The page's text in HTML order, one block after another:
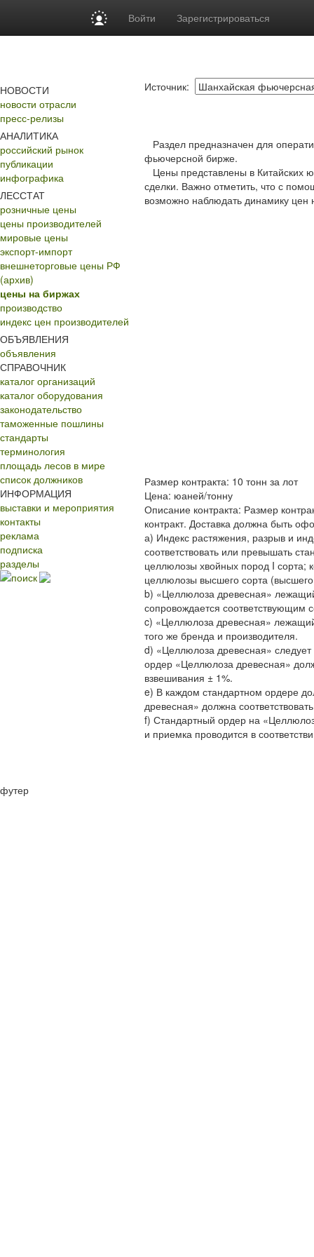
Войти Зарегистрироваться
НОВОСТИ
новости отрасли
пресс-релизы
АНАЛИТИКА
российский рынок
публикации
инфографика
ЛЕССТАТ
розничные цены
цены производителей
мировые цены
экспорт-импорт
внешнеторговые цены РФ
(архив)
цены на биржах
производство
индекс цен производителей
ОБЪЯВЛЕНИЯ
объявления
СПРАВОЧНИК
каталог организаций
каталог оборудования
законодательство
таможенные пошлины
стандарты
терминология
площадь лесов в мире
список должников
ИНФОРМАЦИЯ
выставки и мероприятия
контакты
реклама
подписка
разделы
поиск
Источник:
Раздел предназначен для
фьючерсной бирже.
Цены представлены в Китайских
сделки. Важно отметить, что с
возможно наблюдать динамику цен
Размер контракта: 10 тонн за лот
Цена: юаней/тонну
Описание контракта: Размер
контракт. Доставка должна быть
а) Индекс растяжения, разрыв и
соответствовать или превышать
целлюлозы хвойных пород I сорта;
целлюлозы высшего сорта
b) «Целлюлоза древесная»
сопровождается соответствующим
c) «Целлюлоза древесная»
того же бренда и производителя.
d) «Целлюлоза древесная» следует
ордер «Целлюлоза древесная»
взвешивания ± 1%.
e) В каждом стандартном ордере
древесная» должна
f) Стандартный ордер на
и приемка проводится в
футер